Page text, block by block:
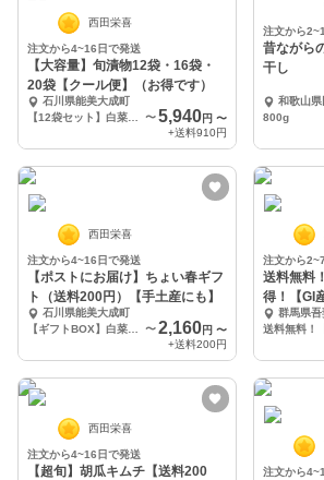
西田栄喜
注文から4~16日で発送
【大容量】旬漬物12袋・16袋・
20袋【クール便】（お得です）
石川県能美大成町
〜 5,940円 〜
+送料910円
注文から
昔ながら
干し
和歌山県
800g
西田栄喜
注文から4~16日で発送
【ポストにお届け】ちょい春ギフ
ト（送料200円）【手土産にも】
石川県能美大成町
〜 2,160円 〜
+送料200円
注文から
送料無料
得！【GI
噌漬け
群馬県吾
西田栄喜
注文から4~16日で発送
【超旬】胡瓜キムチ【送料200
注文から